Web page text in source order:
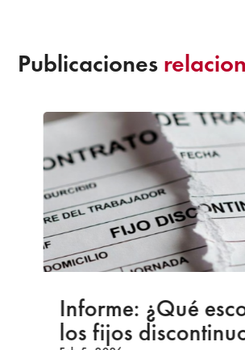
Publicaciones
Informe: ¿Qué
los fijos